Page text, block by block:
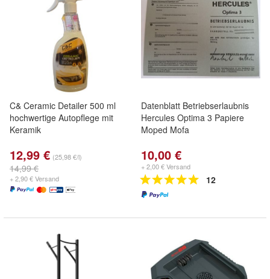
C& Ceramic Detailer 500 ml
hochwertige Autopflege mit
Keramik
12,99 € (25,98 €/l)
14,99 €
+ 2,90 € Versand
Datenblatt Betriebserlaubnis
Hercules Optima 3 Papiere
Moped Mofa
10,00 €
+ 2,00 € Versand
12